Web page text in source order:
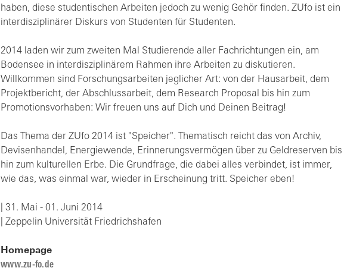
haben, diese studentischen Arbeiten jedoch zu wenig Gehör finden. ZUfo ist ein
interdisziplinärer Diskurs von Studenten für Studenten.
2014 laden wir zum zweiten Mal Studierende aller Fachrichtungen ein, am
Bodensee in interdisziplinärem Rahmen ihre Arbeiten zu diskutieren.
Willkommen sind Forschungsarbeiten jeglicher Art: von der Hausarbeit, dem
Projektbericht, der Abschlussarbeit, dem Research Proposal bis hin zum
Promotionsvorhaben: Wir freuen uns auf Dich und Deinen Beitrag!
Das Thema der ZUfo 2014 ist "Speicher". Thematisch reicht das von Archiv,
Devisenhandel, Energiewende, Erinnerungsvermögen über zu Geldreserven bis
hin zum kulturellen Erbe. Die Grundfrage, die dabei alles verbindet, ist immer,
wie das, was einmal war, wieder in Erscheinung tritt. Speicher eben!
| 31. Mai - 01. Juni 2014
| Zeppelin Universität Friedrichshafen
Homepage
www.zu-fo.de